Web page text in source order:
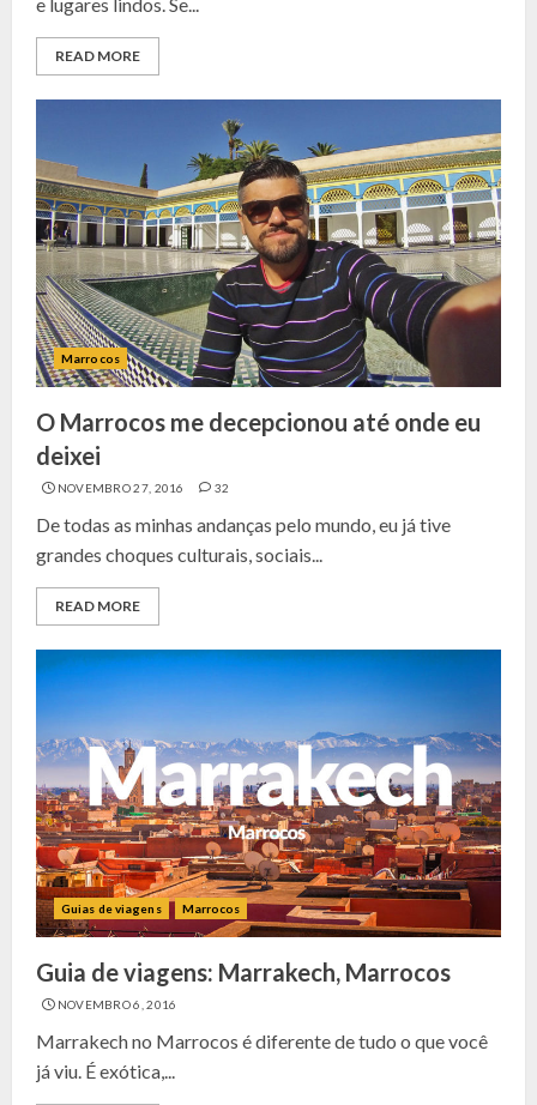
READ MORE
Marrocos
O Marrocos me decepcionou até onde eu
deixei
NOVEMBRO 27, 2016 32
De todas as minhas andanças pelo mundo, eu já tive
grandes choques culturais, sociais...
READ MORE
Guias de viagens Marrocos
Guia de viagens: Marrakech, Marrocos
NOVEMBRO 6, 2016
Marrakech no Marrocos é diferente de tudo o que você
já viu. É exótica,...